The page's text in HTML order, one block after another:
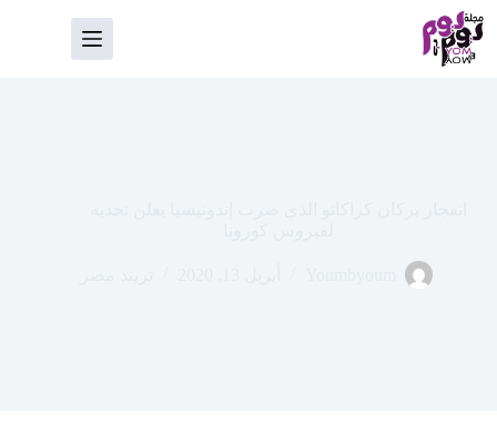
التجاوز
إلى
المحتوى